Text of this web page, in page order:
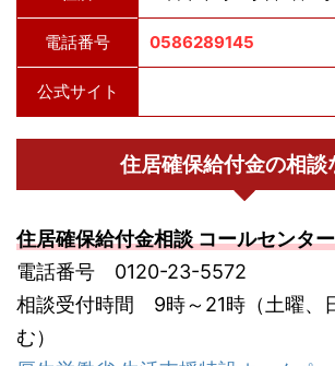
電話番号 0586289145
公式サイト
住居確保給付金の相談
住居確保給付金相談 コールセンター
電話番号 0120-23-5572
相談受付時間 9時～21時（土曜、
む）